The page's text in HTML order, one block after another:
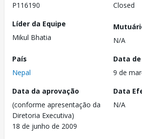
P116190
Closed
Líder da Equipe
Mikul Bhatia
N/A
País
Nepal
Data
9 de
Data da aprovação
(conforme apresentação da
Diretoria Executiva)
18 de junho de 2009
Data
N/A